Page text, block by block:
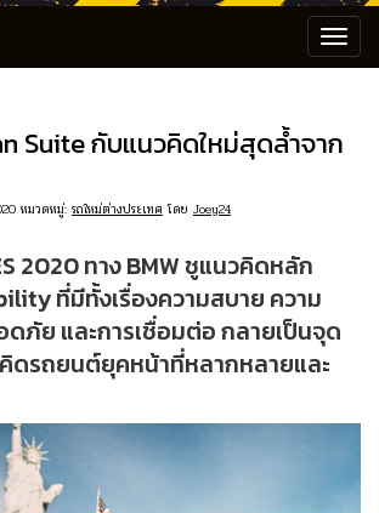
Suite กับแนวคิดใหม่สุดล้ำจาก
หมวดหมู่: รถใหม่ต่างประเทศ โดย Joey24
2020 ทาง BMW ชูแนวคิดหลัก
ที่มีทั้งเรื่องความสบาย ความ
ภัย และการเชื่อมต่อ กลายเป็นจุด
ดรถยนต์ยุคหน้าที่หลากหลายและ